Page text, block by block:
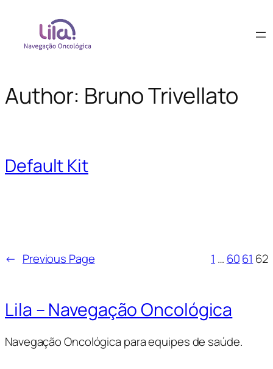
Author: Bruno Trivellato
Default Kit
← Previous Page 1 … 6061 62
Lila – Navegação Oncológica
Navegação Oncológica para equipes de saúde.